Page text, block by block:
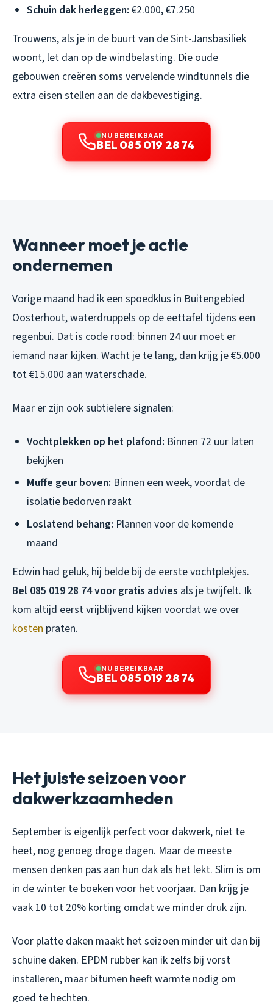
Schuin dak herleggen: €2.000, €7.250
Trouwens, als je in de buurt van de Sint-Jansbasiliek
woont, let dan op de windbelasting. Die oude
gebouwen creëren soms vervelende windtunnels die
extra eisen stellen aan de dakbevestiging.
NU BEREIKBAAR
BEL 085 019 28 74
Wanneer moet je actie
ondernemen
Vorige maand had ik een spoedklus in Buitengebied
Oosterhout, waterdruppels op de eettafel tijdens een
regenbui. Dat is code rood: binnen 24 uur moet er
iemand naar kijken. Wacht je te lang, dan krijg je €5.000
tot €15.000 aan waterschade.
Maar er zijn ook subtielere signalen:
Vochtplekken op het plafond: Binnen 72 uur laten
bekijken
Muffe geur boven: Binnen een week, voordat de
isolatie bedorven raakt
Loslatend behang: Plannen voor de komende
maand
Edwin had geluk, hij belde bij de eerste vochtplekjes.
Bel 085 019 28 74 voor gratis advies als je twijfelt. Ik
kom altijd eerst vrijblijvend kijken voordat we over
kosten praten.
NU BEREIKBAAR
BEL 085 019 28 74
Het juiste seizoen voor
dakwerkzaamheden
September is eigenlijk perfect voor dakwerk, niet te
heet, nog genoeg droge dagen. Maar de meeste
mensen denken pas aan hun dak als het lekt. Slim is om
in de winter te boeken voor het voorjaar. Dan krijg je
vaak 10 tot 20% korting omdat we minder druk zijn.
Voor platte daken maakt het seizoen minder uit dan bij
schuine daken. EPDM rubber kan ik zelfs bij vorst
installeren, maar bitumen heeft warmte nodig om
goed te hechten.